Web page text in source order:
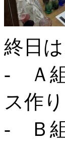
終日
- Ａ組
ス作り
- Ｂ組